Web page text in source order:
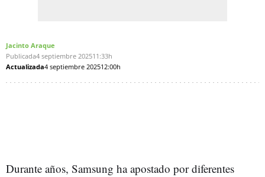
Jacinto Araque
Publicada4 septiembre 202511:33h
Actualizada4 septiembre 202512:00h
Durante años, Samsung ha apostado por diferentes